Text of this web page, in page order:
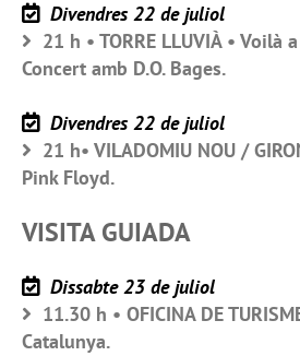
Divendres 22 de juliol
21 h • TORRE LLUVIÀ • Voilà
Concert amb D.O. Bages.
Divendres 22 de juliol
21 h• VILADOMIU NOU /
Pink Floyd.
VISITA GUIADA
Dissabte 23 de juliol
11.30 h • OFICINA DE
Catalunya.